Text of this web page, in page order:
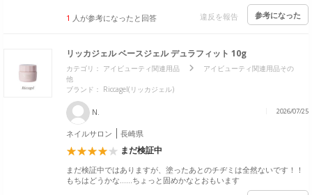
1 人が参考になったと回答 違反を報告 参考になった
リッカジェル ベースジェル デュラフィット 10g
カテゴリ： アイビューティ関連用品
アイビューティ関連用品その
他
ブランド： Riccagel(リッカジェル)
N. 2026/07/25
ネイルサロン 長崎県
まだ検証中
まだ検証中ではありますが、塗ったあとのチヂミは全然ないです！！
もちはどうかな……ちょっと固めかなとおもいます